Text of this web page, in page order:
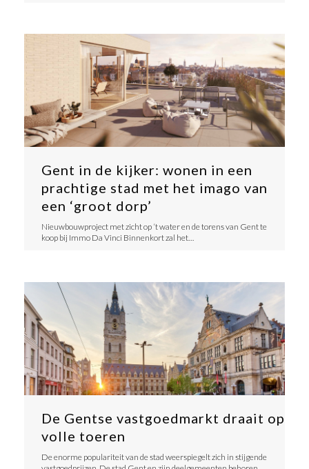
Gent in de kijker: wonen in een
prachtige stad met het imago van
een ‘groot dorp’
Nieuwbouwproject met zicht op ‘t water en de torens van Gent te
koop bij Immo Da Vinci Binnenkort zal het…
De Gentse vastgoedmarkt draait op
volle toeren
De enorme populariteit van de stad weerspiegelt zich in stijgende